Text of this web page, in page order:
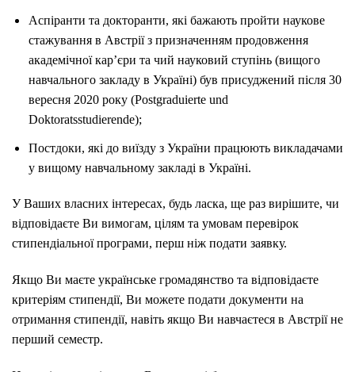
Аспіранти та докторанти, які бажають пройти наукове
стажування в Австрії з призначенням продовження
академічної кар’єри та чий науковий ступінь (вищого
навчального закладу в Україні) був присуджений після 30
вересня 2020 року (Postgraduierte und
Doktoratsstudierende);
Постдоки, які до виїзду з України працюють викладачами
у вищому навчальному закладі в Україні.
У Ваших власних інтересах, будь ласка, ще раз вирішите, чи
відповідаєте Ви вимогам, цілям та умовам перевірок
стипендіальної програми, перш ніж подати заявку.
Якщо Ви маєте українське громадянство та відповідаєте
критеріям стипендії, Ви можете подати документи на
отримання стипендії, навіть якщо Ви навчаєтеся в Австрії не
перший семестр.